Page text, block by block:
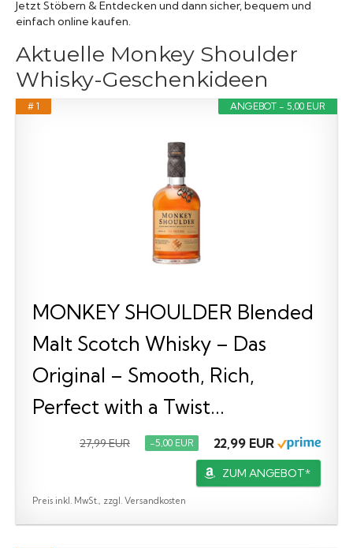
Jetzt Stöbern & Entdecken und dann sicher, bequem und
einfach online kaufen.
Aktuelle Monkey Shoulder
Whisky-Geschenkideen
ANGEBOT - 5,00 EUR
# 1
MONKEY SHOULDER Blended
Malt Scotch Whisky – Das
Original – Smooth, Rich,
Perfect with a Twist...
27,99 EUR −5,00 EUR 22,99 EUR
ZUM ANGEBOT*
Preis inkl. MwSt., zzgl. Versandkosten